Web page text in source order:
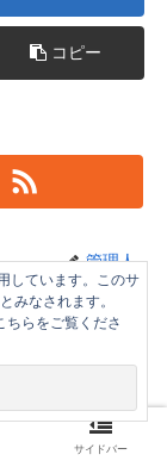
コピー
管理人
テルブッフェ
サイドバー
しています。このサ
みなされます。
らをご覧くださ